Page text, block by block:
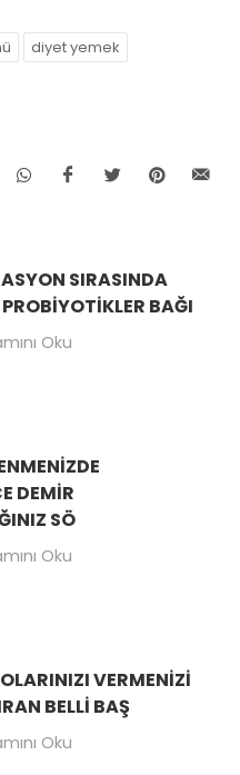
diyet yemek
SIRASINDA
BAĞI
Oku
DEMIR
SÖ
Oku
VERMENIZI
BELLI BAŞ
Oku